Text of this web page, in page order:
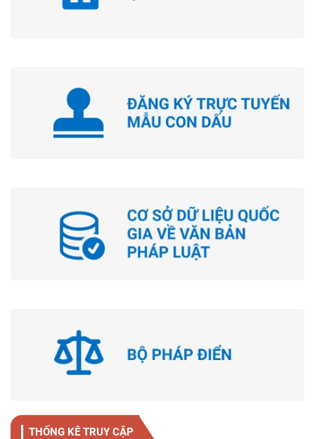
THỐNG KÊ TRUY CẬP